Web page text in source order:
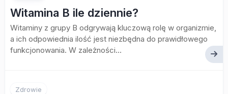
Witamina B ile dziennie?
Witaminy z grupy B odgrywają kluczową rolę w organizmie,
a ich odpowiednia ilość jest niezbędna do prawidłowego
funkcjonowania. W zależności...
Zdrowie